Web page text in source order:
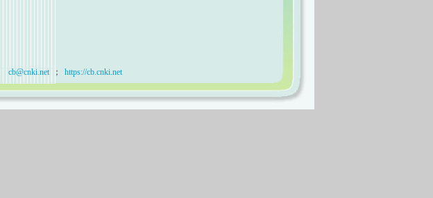
cb@cnki.net ； https://cb.cnki.net